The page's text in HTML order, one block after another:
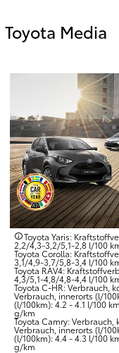
Toyota Media
Toyota Yaris:
2,2/4,3-3,2/5,1-2,8 l/100
Toyota Corolla:
3,1/4,9-3,7/5,8-3,4 l/100
Toyota RAV4:
4,3/5,1-4,8/4,8-4,4 l/100
Toyota C-HR: Verbrauch,
Verbrauch, innerorts (l/
(l/100km): 4.2 - 4.1 l/100
g/km
Toyota Camry:
Verbrauch, innerorts (l/
(l/100km): 4.4 - 4.3 l/100
g/km